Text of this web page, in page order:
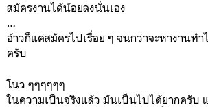
สมัครงานได้น้อยลงนั่นเอง
…
อ้าวก็แค่สมัครไปเรื่อย ๆ จนกว่าจะหางานทำ
ครับ
โนว ๆๆๆๆๆๆ
ในความเป็นจริงแล้ว มันเป็นไปได้ยากครับ